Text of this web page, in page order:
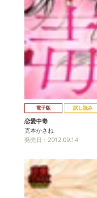
電子版 試し読み
恋愛中毒
克本かさね
発売日：2012.09.14